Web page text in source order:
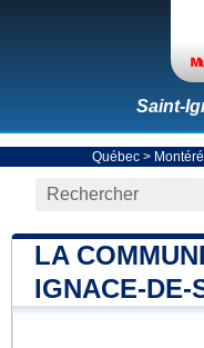
Saint-
Québec >
LA
IGNACE-DE-